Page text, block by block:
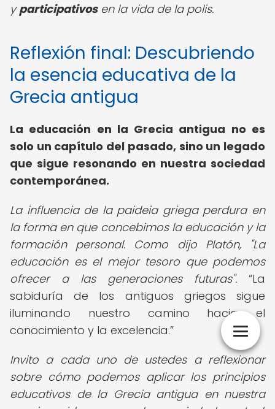
yparticipativosen la vida de la polis.
Reflexión final: Descubriendo
la esencia educativa de la
Grecia antigua
La educación en la Grecia antigua no es
solo un capítulo del pasado, sino un legado
que sigue resonando en nuestra sociedad
contemporánea.
La influencia de la paideia griega perdura en
la forma en que concebimos la educación y la
formación personal. Como dijo Platón, "La
educación es el mejor tesoro que podemos
ofrecer a las generaciones futuras".
La
sabiduría de los antiguos griegos sigue
iluminando nuestro camino hacia el
conocimiento y la excelencia.
Invito a cada uno de ustedes a reflexionar
sobre cómo podemos aplicar los principios
educativos de la Grecia antigua en nuestra